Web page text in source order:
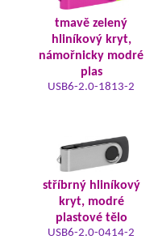
tmavě zelený
hliníkový kryt,
námořnicky modré
plas
USB6-2.0-1813-2
stříbrný hliníkový
kryt, modré
plastové tělo
USB6-2.0-0414-2